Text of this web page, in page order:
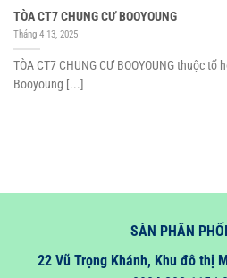
TÒA CT7 CHUNG CƯ BOOYOUNG
Tháng 4 13, 2025
TÒA CT7 CHUNG CƯ BOOYOUNG thuộc
Booyoung [...]
SÀN PHÂN
22 Vũ Trọng Khánh, Khu đô thị